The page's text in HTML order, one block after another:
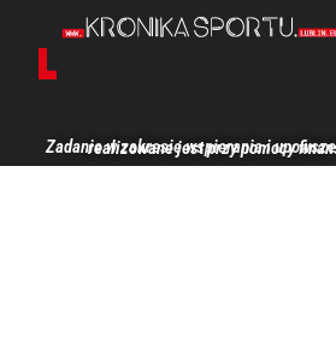
Zadanie w zakresie wspierania i upowszechniania kultury fizycznej